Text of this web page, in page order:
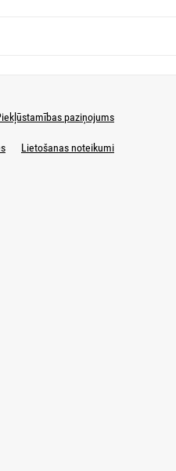
paziņojums
Lietošanas noteikumi